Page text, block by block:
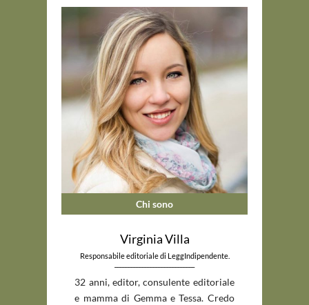
Chi sono
Virginia Villa
Responsabile editoriale di LeggIndipendente.
32 anni, editor, consulente editoriale
e mamma di Gemma e Tessa. Credo